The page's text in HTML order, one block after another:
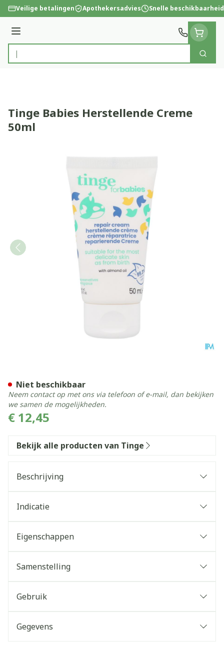
Ga naar de inhoud
Veilige betalingen Apothekersadvies Snelle beschikbaarheid
Menu
Product, merk, categorie...
Zoek
Tinge Babies Herstellende Creme
50ml
€ 12,45
Niet beschikbaar
Neem contact op met ons via telefoon of e-mail, dan bekijken
we samen de mogelijkheden.
Bekijk alle producten van Tinge
Beschrijving
Indicatie
Eigenschappen
Samenstelling
Gebruik
Gegevens